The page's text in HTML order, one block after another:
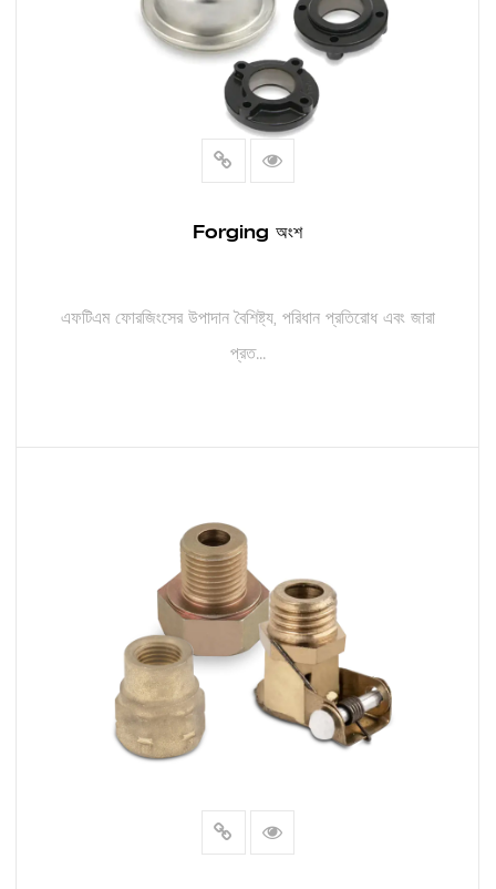
Forging অংশ
এফটিএম ফোরজিংসের উপাদান বৈশিষ্ট্য, পরিধান প্রতিরোধ এবং জারা
প্রত...